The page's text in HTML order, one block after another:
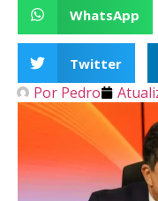
WhatsApp
Twitter
Por Pedro